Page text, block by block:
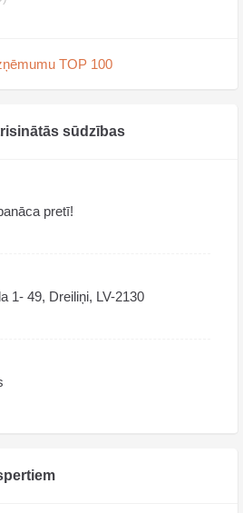
TOP 100
sūdzības
pretī!
1- 49, Dreiliņi, LV-2130